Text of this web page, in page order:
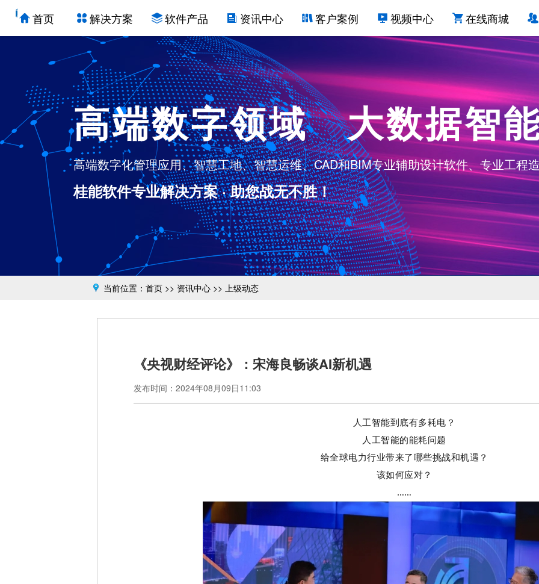
首页 解决方案 软件产品 资讯中心 客户案例 视频中心 在线商城
高端数字领域 大数据智
高端数字化管理应用、智慧工地、智慧运维、CAD和BIM专业辅助设计软件、专业工程
桂能软件专业解决方案 · 助您战无不胜！
当前位置： 首页 >> 资讯中心 >> 上级动态
《央视财经评论》：宋海良畅谈AI新机遇
发布时间：2024年08月09日11:03
人工智能到底有多耗电？
人工智能的能耗问题
给全球电力行业带来了哪些挑战和机遇？
该如何应对？
……